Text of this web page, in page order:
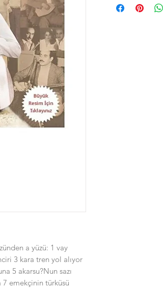
a yüzü: 1 vay
3 kara tren yol alıyor
5 akarsu?Nun sazı
emekçinin türküsü